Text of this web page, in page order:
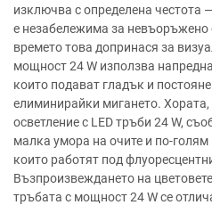
изключва с определена честота
е незабележима за
времето това допринася за
мощност 24 W използва
които подават гладък и
елиминирайки мигането.
осветление с LED тръби 24 W,
малка умора на очите и по-голям
които работят под
Възпроизвеждането на
тръбата с мощност 24 W се